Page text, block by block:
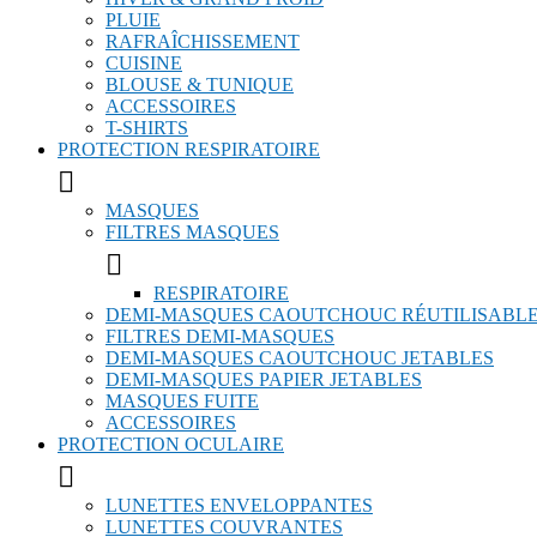
PLUIE
RAFRAÎCHISSEMENT
CUISINE
BLOUSE & TUNIQUE
ACCESSOIRES
T-SHIRTS
PROTECTION RESPIRATOIRE

MASQUES
FILTRES MASQUES

RESPIRATOIRE
DEMI-MASQUES CAOUTCHOUC
FILTRES DEMI-MASQUES
DEMI-MASQUES CAOUTCHOUC JETABLES
DEMI-MASQUES PAPIER JETABLES
MASQUES FUITE
ACCESSOIRES
PROTECTION OCULAIRE

LUNETTES ENVELOPPANTES
LUNETTES COUVRANTES